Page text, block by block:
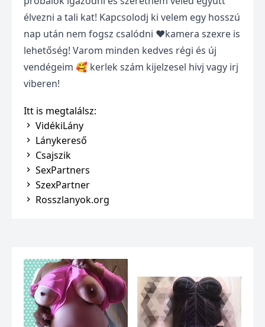
élvezni a tali kat! Kapcsolodj ki velem egy hosszú
nap után nem fogsz csalódni ♥️kamera szexre is
lehetőség! Varom minden kedves régi és új
vendégeim 🥰 kerlek szám kijelzesel hivj vagy irj
viberen!
Itt is megtalálsz:
VidékiLány
Lánykereső
Csajszik
SexPartners
SzexPartner
Rosszlanyok.org